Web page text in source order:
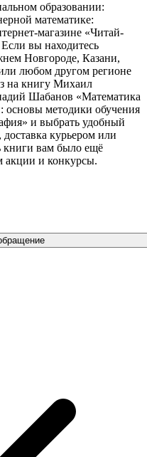
образовании:
математике:
магазине «Читай-
вы находитесь
Новгороде, Казани,
любом другом регионе
на книгу Михаил
Шабанов «Математика
основы методики обучения
и выбрать удобный
курьером или
книги вам было ещё
акции и конкурсы.